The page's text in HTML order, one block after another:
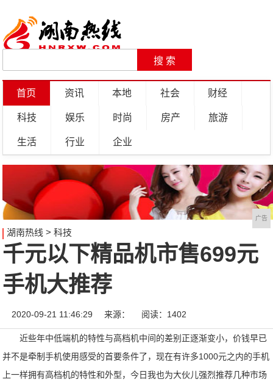
首页 资讯 本地 社会 财经
科技 娱乐 时尚 房产 旅游
生活 行业 企业
广告
湖南热线 > 科技
千元以下精品机市售699元
手机大推荐
2020-09-21 11:46:29 来源： 阅读：1402
近些年中低端机的特性与高档机中间的差别正逐渐变小，价钱早已
并不是牵制手机使用感受的首要条件了，现在有许多1000元之内的手机
上一样拥有高档机的特性和外型，今日我也为大伙儿强烈推荐几种市场